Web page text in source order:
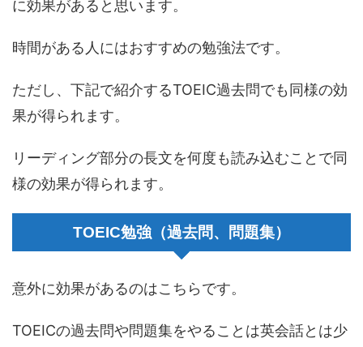
に効果があると思います。
時間がある人にはおすすめの勉強法です。
ただし、下記で紹介するTOEIC過去問でも同様の効
果が得られます。
リーディング部分の長文を何度も読み込むことで同
様の効果が得られます。
TOEIC勉強（過去問、問題集）
意外に効果があるのはこちらです。
TOEICの過去問や問題集をやることは英会話とは少